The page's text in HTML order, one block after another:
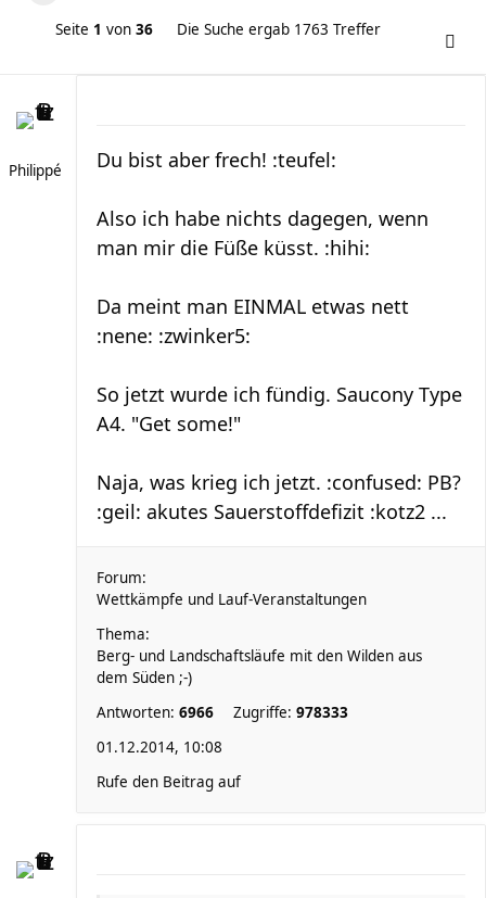
Seite 1 von 36 Die Suche ergab 1763 Treffer
Philippé Du bist aber frech! :teufel:
Also ich habe nichts dagegen, wenn
man mir die Füße küsst. :hihi:
Da meint man EINMAL etwas nett
:nene: :zwinker5:
So jetzt wurde ich fündig. Saucony Type
A4. "Get some!"
Naja, was krieg ich jetzt. :confused: PB?
:geil: akutes Sauerstoffdefizit :kotz2 ...
Forum:
Wettkämpfe und Lauf-Veranstaltungen
Thema:
Berg- und Landschaftsläufe mit den Wilden aus
dem Süden ;-)
Antworten: 6966 Zugriffe: 978333
01.12.2014, 10:08
Rufe den Beitrag auf